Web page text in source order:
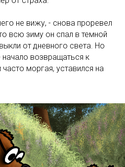
не вижу, - снова проревел
всю зиму он спал в темной
от дневного света. Но
начало возвращаться к
моргая, уставился на